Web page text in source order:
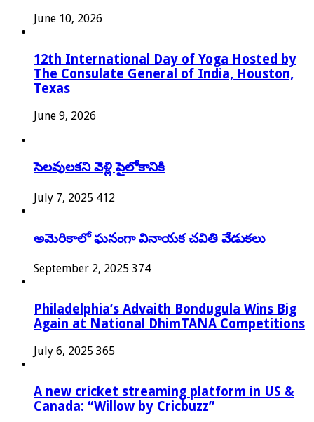
June 10, 2026
12th International Day of Yoga Hosted by
The Consulate General of India, Houston,
Texas
June 9, 2026
సెలవులకని వెళ్లి పైలోకానికి
July 7, 2025 412
అమెరికాలో ఘనంగా వినాయక చవితి వేడుకలు
September 2, 2025 374
Philadelphia’s Advaith Bondugula Wins Big
Again at National DhimTANA Competitions
July 6, 2025 365
A new cricket streaming platform in US &
Canada: “Willow by Cricbuzz”